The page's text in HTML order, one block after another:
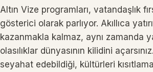
Altın Vize programları, vatandaşlık
gösterici olarak parlıyor. Akıllıca
kazanmakla kalmaz, aynı zamanda
olasılıklar dünyasının kilidini
seyahat edebildiği, kültürleri